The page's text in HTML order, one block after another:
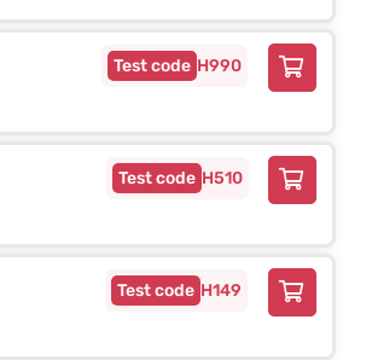
H990
H510
H149